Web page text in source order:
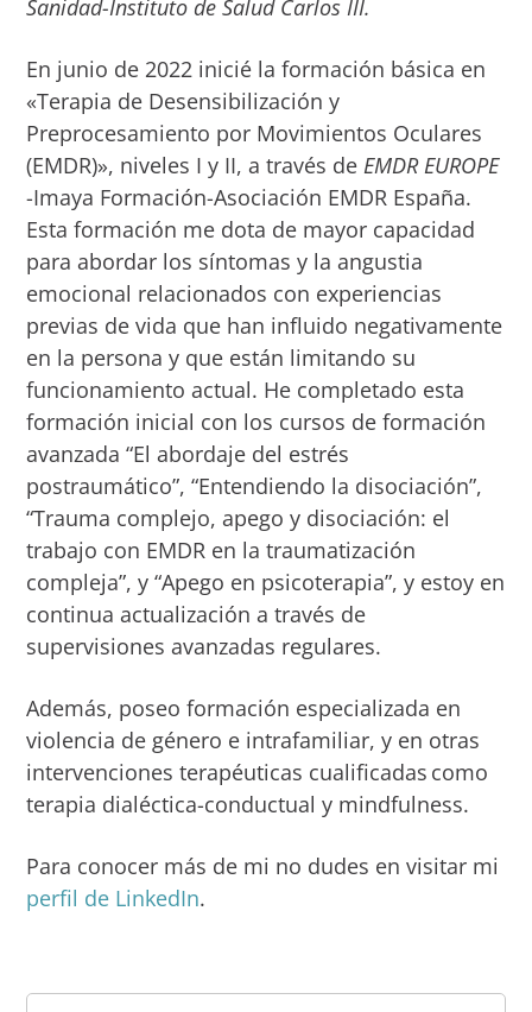
Sanidad-Instituto de Salud Carlos III.
En junio de 2022 inicié la formación básica en
«Terapia de Desensibilización y
Preprocesamiento por Movimientos Oculares
(EMDR)», niveles I y II, a través deEMDR EUROPE
-Imaya Formación-Asociación EMDR España.
Esta formación me dota de mayor capacidad
para abordar los síntomas y la angustia
emocional relacionados con experiencias
previas de vida que han influido negativamente
en la persona y que están limitando su
funcionamiento actual. He completado esta
formación inicial con los cursos de formación
avanzada “El abordaje del estrés
postraumático”, “Entendiendo la disociación”,
“Trauma complejo, apego y disociación: el
trabajo con EMDR en la traumatización
compleja”, y “Apego en psicoterapia”, y estoy en
continua actualización a través de
supervisiones avanzadas regulares.
Además, poseo formación especializada en
violencia de género e intrafamiliar, y en otras
intervenciones terapéuticas cualificadas como
terapia dialéctica-conductual y mindfulness.
Para conocer más de mi no dudes en visitar mi
perfil de LinkedIn.